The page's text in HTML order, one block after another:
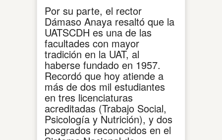
Por su parte, el rector
Dámaso Anaya resaltó que la
UATSCDH es una de las
facultades con mayor
tradición en la UAT, al
haberse fundado en 1957.
Recordó que hoy atiende a
más de dos mil estudiantes
en tres licenciaturas
acreditadas (Trabajo Social,
Psicología y Nutrición), y dos
posgrados reconocidos en el